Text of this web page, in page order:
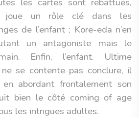
joue un rôle clé dans les
de l’enfant ; Kore-eda n’en
un antagoniste mais le
Enfin, l’enfant. Ultime
se contente pas conclure, il
abordant frontalement son
bien le côté coming of age
les intrigues adultes.